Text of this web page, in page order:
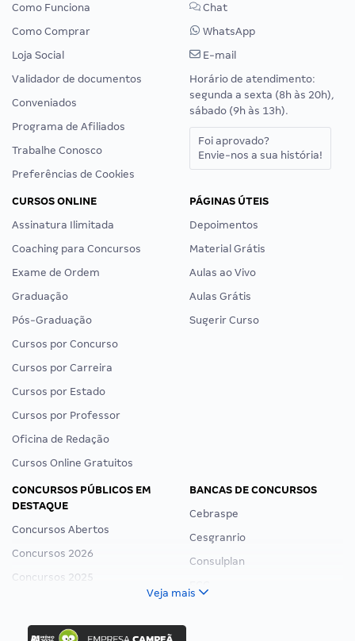
Como Funciona
Como Comprar
Loja Social
Validador de documentos
Conveniados
Programa de Afiliados
Trabalhe Conosco
Preferências de Cookies
Chat
WhatsApp
E-mail
Horário de atendimento:
segunda a sexta (8h às 20h),
sábado (9h às 13h).
Foi aprovado?
Envie-nos a sua história!
CURSOS ONLINE
Assinatura Ilimitada
Coaching para Concursos
Exame de Ordem
Graduação
Pós-Graduação
Cursos por Concurso
Cursos por Carreira
Cursos por Estado
Cursos por Professor
Oficina de Redação
Cursos Online Gratuitos
PÁGINAS ÚTEIS
Depoimentos
Material Grátis
Aulas ao Vivo
Aulas Grátis
Sugerir Curso
CONCURSOS PÚBLICOS EM
DESTAQUE
Concursos Abertos
Concursos 2026
Concursos 2025
Concurso Nacional Unificado
Concurso Ibama
BANCAS DE CONCURSOS
Cebraspe
Cesgranrio
Consulplan
Veja mais